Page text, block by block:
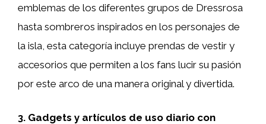
emblemas de los diferentes grupos de Dressrosa
hasta sombreros inspirados en los personajes de
la isla, esta categoría incluye prendas de vestir y
accesorios que permiten a los fans lucir su pasión
por este arco de una manera original y divertida.
3. Gadgets y artículos de uso diario con